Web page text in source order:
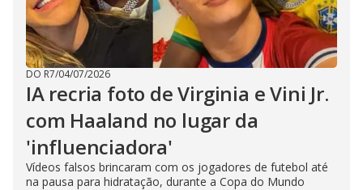
DO R7/04/07/2026
IA recria foto de Virginia e Vini Jr.
com Haaland no lugar da
'influenciadora'
Vídeos falsos brincaram com os jogadores de futebol até
na pausa para hidratação, durante a Copa do Mundo